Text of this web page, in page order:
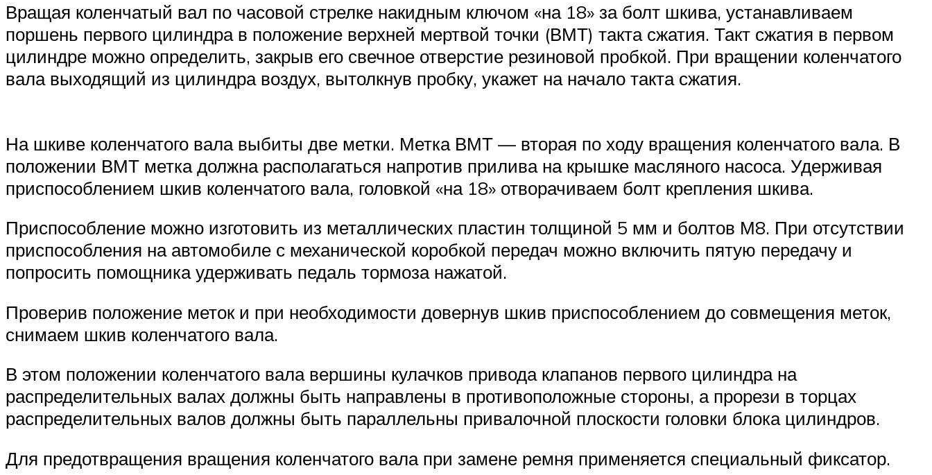
Вращая коленчатый вал по часовой стрелке накидным ключом «на 18» за болт шкива, устанавливаем
поршень первого цилиндра в положение верхней мертвой точки (ВМТ) такта сжатия. Такт сжатия в первом
цилиндре можно определить, закрыв его свечное отверстие резиновой пробкой. При вращении коленчатого
вала выходящий из цилиндра воздух, вытолкнув пробку, укажет на начало такта сжатия.
На шкиве коленчатого вала выбиты две метки. Метка ВМТ — вторая по ходу вращения коленчатого вала. В
положении ВМТ метка должна располагаться напротив прилива на крышке масляного насоса. Удерживая
приспособлением шкив коленчатого вала, головкой «на 18» отворачиваем болт крепления шкива.
Приспособление можно изготовить из металлических пластин толщиной 5 мм и болтов М8. При отсутствии
приспособления на автомобиле с механической коробкой передач можно включить пятую передачу и
попросить помощника удерживать педаль тормоза нажатой.
Проверив положение меток и при необходимости довернув шкив приспособлением до совмещения меток,
снимаем шкив коленчатого вала.
В этом положении коленчатого вала вершины кулачков привода клапанов первого цилиндра на
распределительных валах должны быть направлены в противоположные стороны, а прорези в торцах
распределительных валов должны быть параллельны привалочной плоскости головки блока цилиндров.
Для предотвращения вращения коленчатого вала при замене ремня применяется специальный фиксатор.